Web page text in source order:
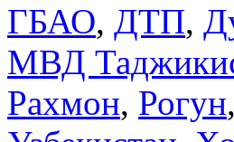
ГБАО, ДТП,
МВД
Рахмон, Рогун,